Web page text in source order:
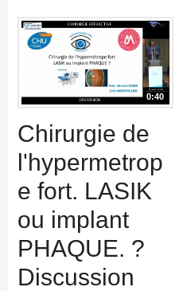
0:40
Chirurgie de
l'hypermetrop
e fort. LASIK
ou implant
PHAQUE. ?
Discussion